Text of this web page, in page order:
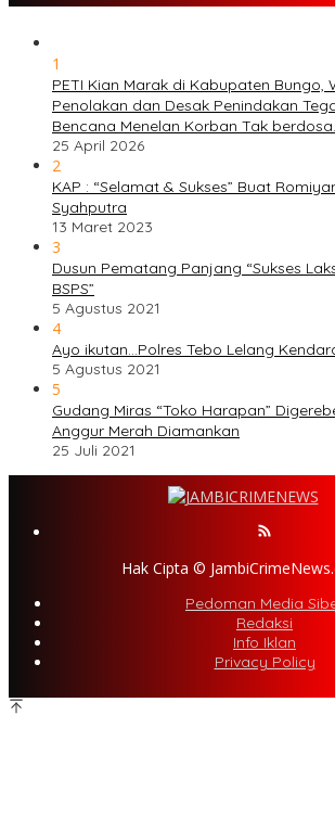
1
PETI Kian Marak di Kabupaten Bungo,
Penolakan dan Desak Penindakan
Bencana Menelan Korban Tak berdosa.
25 April 2026
2
KAP : “Selamat & Sukses” Buat
Syahputra
13 Maret 2023
3
Dusun Pematang Panjang “Sukses
BSPS”
5 Agustus 2021
4
Ayo ikutan…Polres Tebo Lelang
5 Agustus 2021
5
Gudang Miras “Toko Harapan”
Anggur Merah Diamankan
25 Juli 2021
Hak Cipta ©
Pedoman Media
Redaksi
Info Iklan
Privacy Policy